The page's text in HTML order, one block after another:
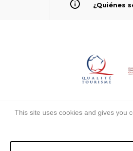
¿Quiénes
Información legal
This site uses cookies and gives you